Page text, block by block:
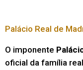
Palácio Real de
O imponente
oficial da família